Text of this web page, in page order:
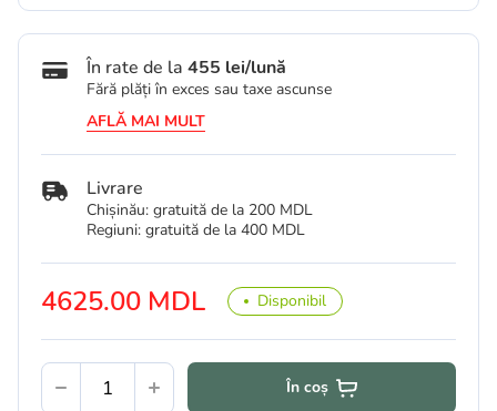
4625.00 MDL Disponibil
În rate de la 455 lei/lună
Fără plăți în exces sau taxe ascunse
AFLĂ MAI MULT
Livrare
Chișinău: gratuită de la 200 MDL
Regiuni: gratuită de la 400 MDL
În coș